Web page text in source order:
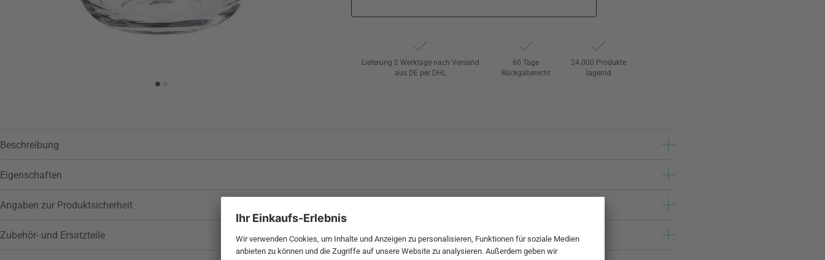
Lieferung 2 Werktage nach Versand
aus DE per DHL
60 Tage
Rückgaberecht
24.000 Produkte
lagernd
Beschreibung
Eigenschaften
Angaben zur Produktsicherheit
Zubehör- und Ersatzteile